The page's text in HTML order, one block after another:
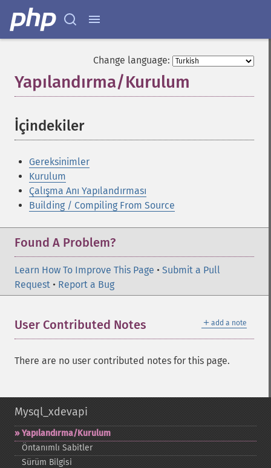
Change language:
Yapılandırma/Kurulum
İçindekiler¶
Gereksinimler
Kurulum
Çalışma Anı Yapılandırması
Building / Compiling From Source
Found A Problem?
Learn How To Improve This Page • Submit a Pull
Request • Report a Bug
＋ add a note
User Contributed Notes
There are no user contributed notes for this page.
Mysql_xdevapi
Yapılandırma/Kurulum
Öntanımlı Sabitler
Sürüm Bilgisi